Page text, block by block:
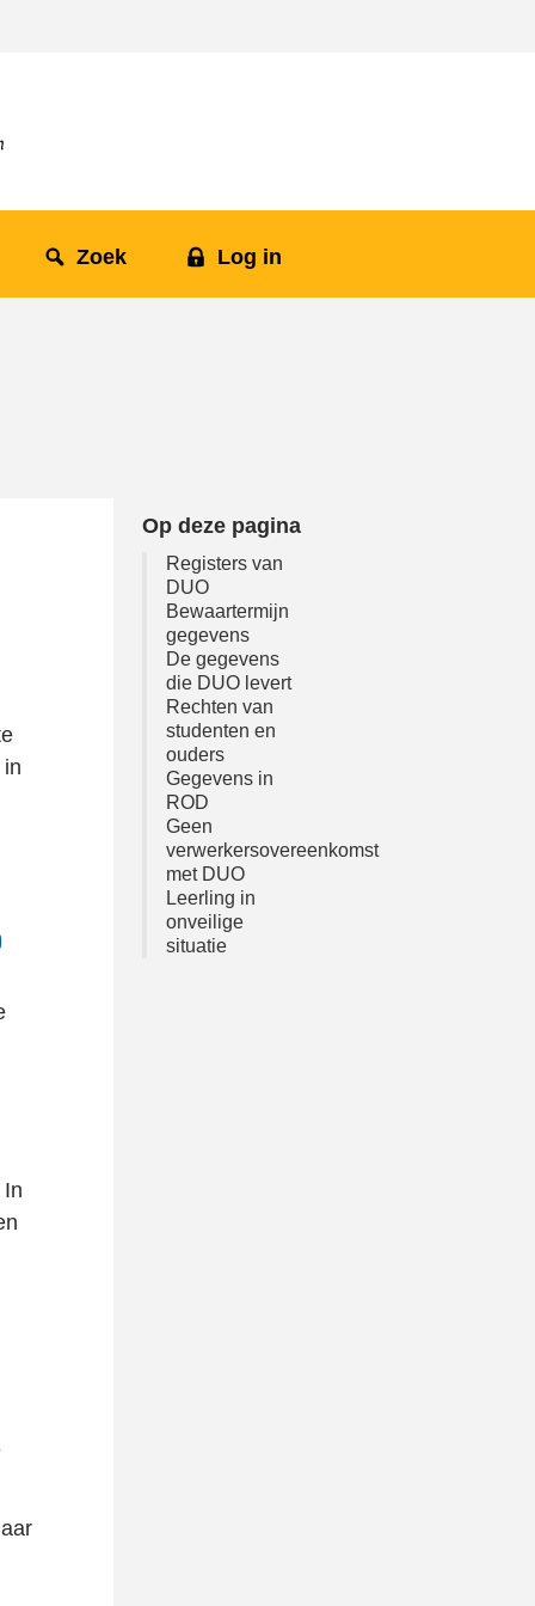
Zoek Log in
Op deze pagina
Registers van
DUO
Bewaartermijn
gegevens
De gegevens
die DUO levert
Rechten van
studenten en
ouders
Gegevens in
ROD
Geen
verwerkersovereenkomst
met DUO
Leerling in
onveilige
situatie